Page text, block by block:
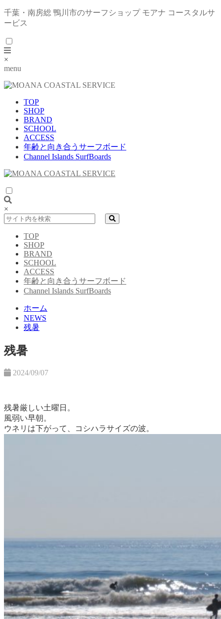
千葉・南房総 鴨川市のサーフショップ モアナ コースタルサ
ービス
×
menu
TOP
SHOP
BRAND
SCHOOL
ACCESS
年齢と向き合うサーフボード
Channel Islands SurfBoards
×
TOP
SHOP
BRAND
SCHOOL
ACCESS
年齢と向き合うサーフボード
Channel Islands SurfBoards
ホーム
NEWS
残暑
残暑
2024/09/07
残暑厳しい土曜日。
風弱い早朝。
ウネリは下がって、コシハラサイズの波。